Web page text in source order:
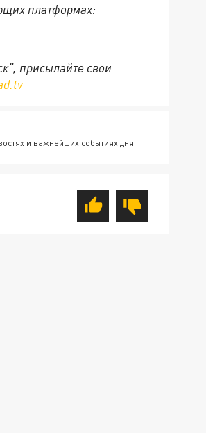
платформах:
присылайте свои
и важнейших событиях дня.